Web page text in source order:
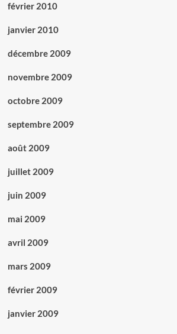
février 2010
janvier 2010
décembre 2009
novembre 2009
octobre 2009
septembre 2009
août 2009
juillet 2009
juin 2009
mai 2009
avril 2009
mars 2009
février 2009
janvier 2009